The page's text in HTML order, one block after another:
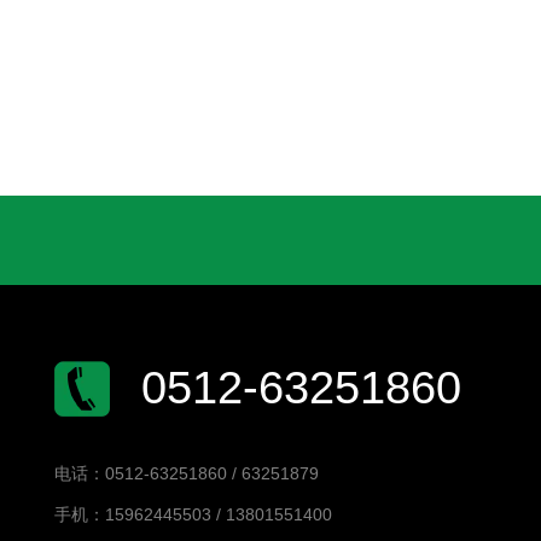
0512-63251860
电话：0512-63251860 / 63251879
手机：15962445503 / 13801551400